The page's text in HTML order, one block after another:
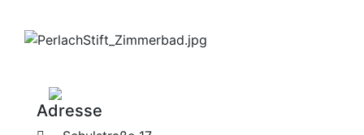
Adresse